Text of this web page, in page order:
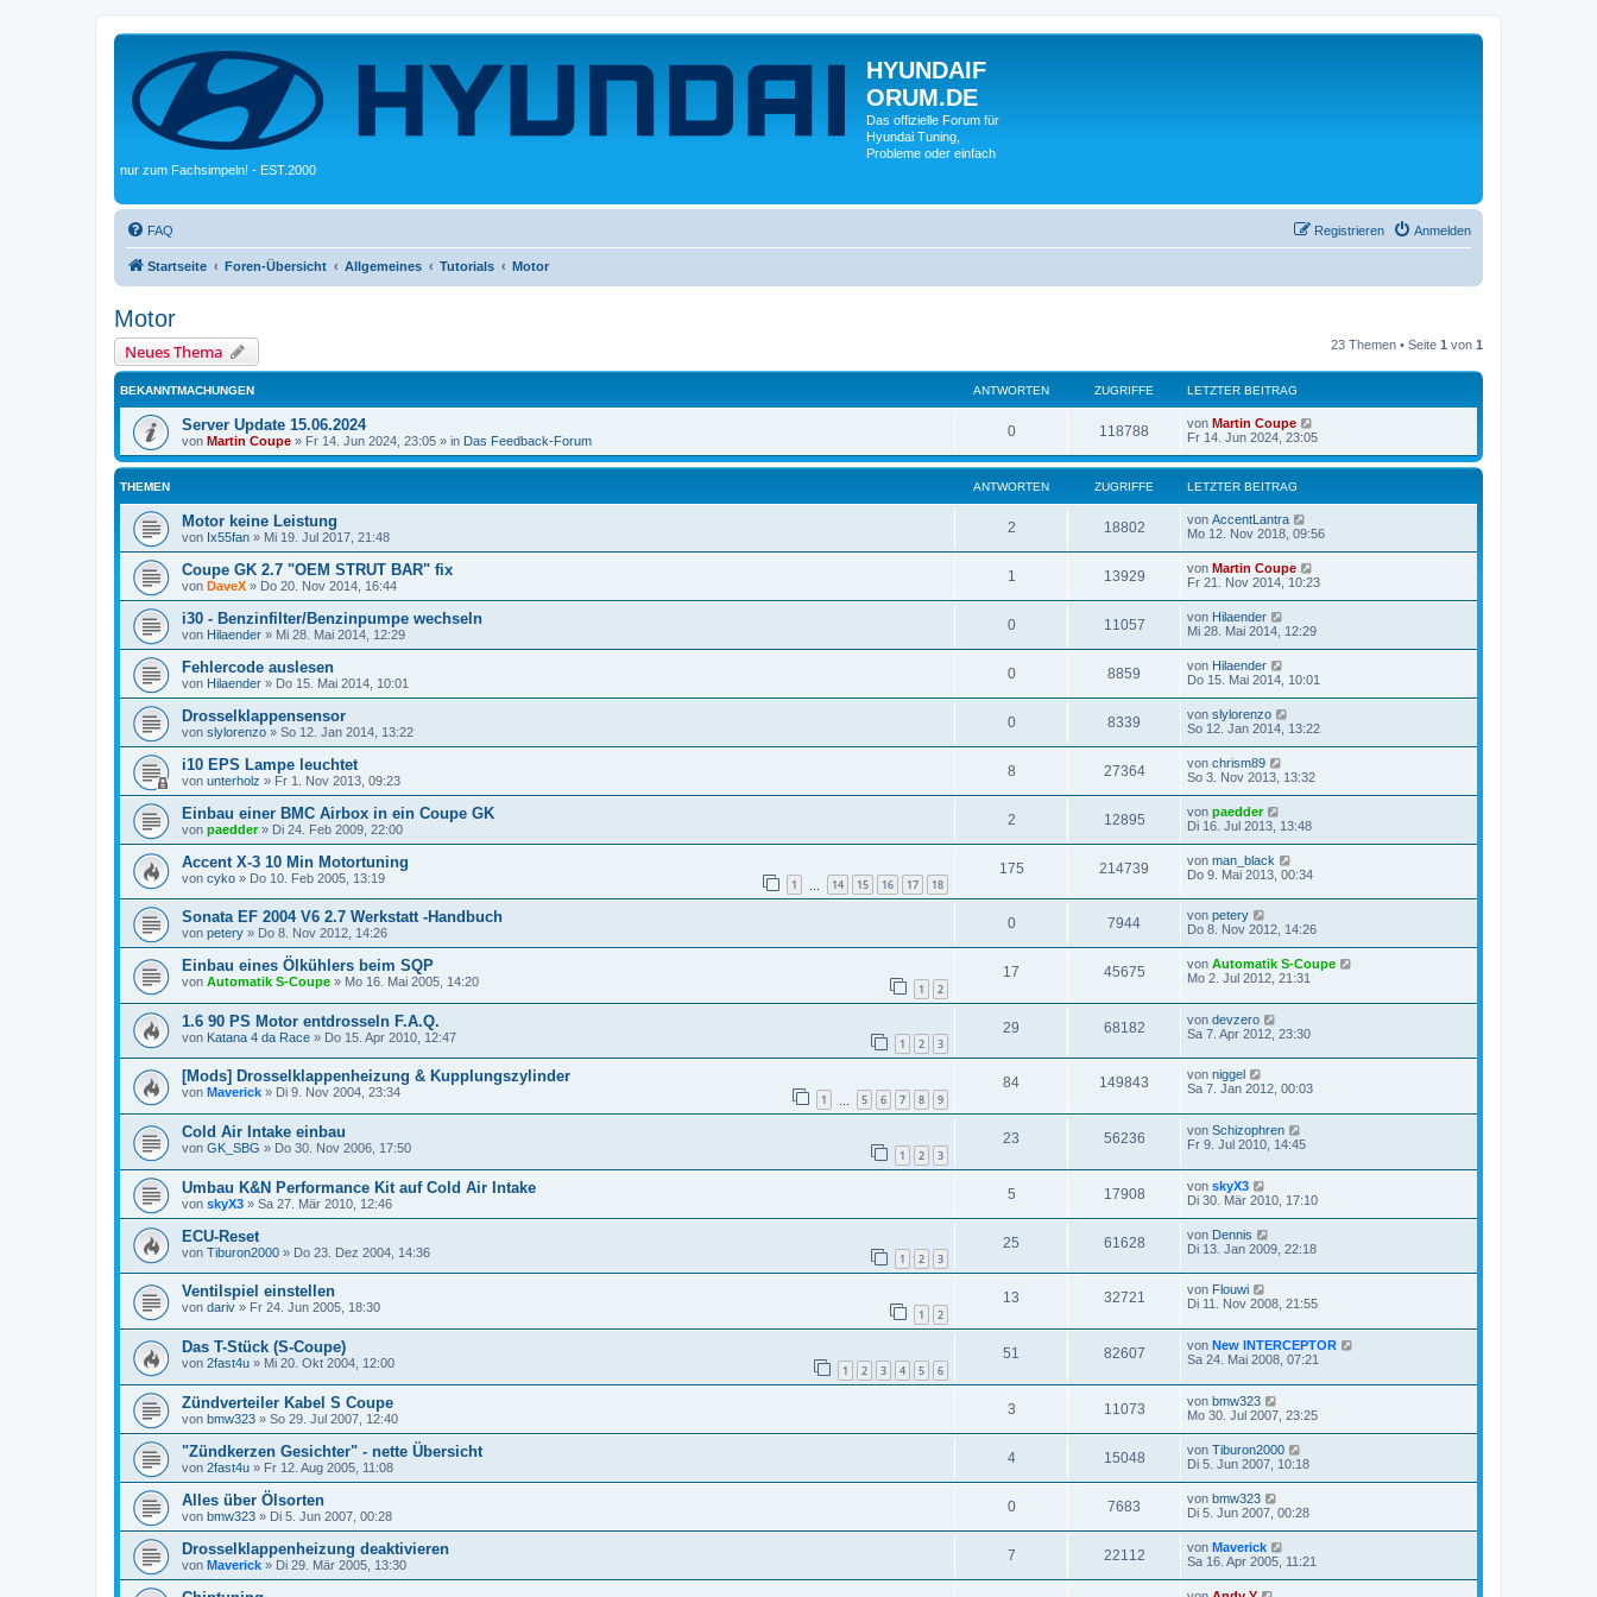
HYUNDAIF
ORUM.DE
Das offizielle Forum für
Hyundai Tuning,
Probleme oder einfach
nur zum Fachsimpeln! - EST.2000
FAQ Anmelden
Registrieren
Startseite Foren-Übersicht Allgemeines Tutorials Motor
Motor
Neues Thema 23 Themen • Seite 1 von 1
BEKANNTMACHUNGEN ANTWORTEN ZUGRIFFE LETZTER BEITRAG
Server Update 15.06.2024
von Martin Coupe » Fr 14. Jun 2024, 23:05 » in Das Feedback-Forum
0 118788 von Martin Coupe
Fr 14. Jun 2024, 23:05
THEMEN ANTWORTEN ZUGRIFFE LETZTER BEITRAG
Motor keine Leistung
von Ix55fan » Mi 19. Jul 2017, 21:48
2 18802 von AccentLantra
Mo 12. Nov 2018, 09:56
Coupe GK 2.7 "OEM STRUT BAR" fix
von DaveX » Do 20. Nov 2014, 16:44
1 13929 von Martin Coupe
Fr 21. Nov 2014, 10:23
i30 - Benzinfilter/Benzinpumpe wechseln
von Hilaender » Mi 28. Mai 2014, 12:29
0 11057 von Hilaender
Mi 28. Mai 2014, 12:29
Fehlercode auslesen
von Hilaender » Do 15. Mai 2014, 10:01
0 8859 von Hilaender
Do 15. Mai 2014, 10:01
Drosselklappensensor
von slylorenzo » So 12. Jan 2014, 13:22
0 8339 von slylorenzo
So 12. Jan 2014, 13:22
i10 EPS Lampe leuchtet
von unterholz » Fr 1. Nov 2013, 09:23
8 27364 von chrism89
So 3. Nov 2013, 13:32
Einbau einer BMC Airbox in ein Coupe GK
von paedder» Di 24. Feb 2009, 22:00
2 12895 von paedder
Di 16. Jul 2013, 13:48
Accent X-3 10 Min Motortuning
von cyko » Do 10. Feb 2005, 13:19 1 14 15 16 17 18
175 214739 von man_black
Do 9. Mai 2013, 00:34
Sonata EF 2004 V6 2.7 Werkstatt -Handbuch
von petery » Do 8. Nov 2012, 14:26
0 7944 von petery
Do 8. Nov 2012, 14:26
Einbau eines Ölkühlers beim SQP
von Automatik S-Coupe » Mo 16. Mai 2005, 14:20 1 2
17 45675 von Automatik S-Coupe
Mo 2. Jul 2012, 21:31
1.6 90 PS Motor entdrosseln F.A.Q.
von Katana 4 da Race » Do 15. Apr 2010, 12:47 1 2 3
29 68182 von devzero
Sa 7. Apr 2012, 23:30
[Mods] Drosselklappenheizung & Kupplungszylinder
von Maverick » Di 9. Nov 2004, 23:34 1 5 6 7 8 9
84 149843 von niggel
Sa 7. Jan 2012, 00:03
Cold Air Intake einbau
von GK_SBG » Do 30. Nov 2006, 17:50 1 2 3
23 56236 von Schizophren
Fr 9. Jul 2010, 14:45
Umbau K&N Performance Kit auf Cold Air Intake
von skyX3 » Sa 27. Mär 2010, 12:46
5 17908 von skyX3
Di 30. Mär 2010, 17:10
ECU-Reset
von Tiburon2000 » Do 23. Dez 2004, 14:36 1 2 3
25 61628 von Dennis
Di 13. Jan 2009, 22:18
Ventilspiel einstellen
von dariv » Fr 24. Jun 2005, 18:30 1 2
13 32721 von Flouwi
Di 11. Nov 2008, 21:55
Das T-Stück (S-Coupe)
von 2fast4u » Mi 20. Okt 2004, 12:00 1 2 3 4 5 6
51 82607 von New INTERCEPTOR
Sa 24. Mai 2008, 07:21
Zündverteiler Kabel S Coupe
von bmw323 » So 29. Jul 2007, 12:40
3 11073 von bmw323
Mo 30. Jul 2007, 23:25
"Zündkerzen Gesichter" - nette Übersicht
von 2fast4u » Fr 12. Aug 2005, 11:08
4 15048 von Tiburon2000
Di 5. Jun 2007, 10:18
Alles über Ölsorten
von bmw323 » Di 5. Jun 2007, 00:28
0 7683 von bmw323
Di 5. Jun 2007, 00:28
Drosselklappenheizung deaktivieren
von Maverick » Di 29. Mär 2005, 13:30
7 22112 von Maverick
Sa 16. Apr 2005, 11:21